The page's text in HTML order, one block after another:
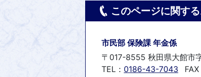
このページに関す
市民部 保険課 年金係
〒017-8555 秋田県大館市
TEL： 0186-43-7043